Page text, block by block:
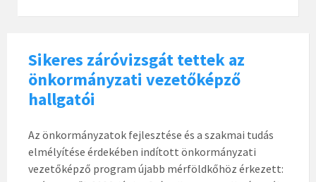
Sikeres záróvizsgát tettek az
önkormányzati vezetőképző
hallgatói
Az önkormányzatok fejlesztése és a szakmai tudás
elmélyítése érdekében indított önkormányzati
vezetőképző program újabb mérföldkőhöz érkezett: